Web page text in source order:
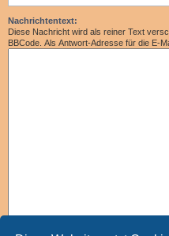
Nachrichtentext:
Diese Nachricht wird als reiner Text
BBCode. Als Antwort-Adresse für die E-